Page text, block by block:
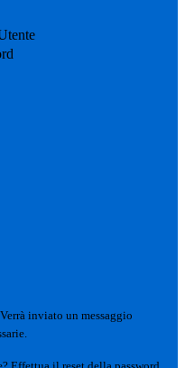
Verrà inviato un messaggio